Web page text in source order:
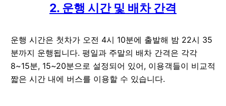
2. 운행 시간 및 배차 간격
운행 시간은 첫차가 오전 4시 10분에 출발해 밤 22시 35
분까지 운행됩니다. 평일과 주말의 배차 간격은 각각
8~15분, 15~20분으로 설정되어 있어, 이용객들이 비교적
짧은 시간 내에 버스를 이용할 수 있습니다.